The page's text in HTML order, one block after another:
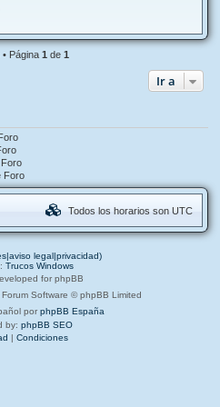
Página 1 de 1
Ir a
Foro
Todos los horarios son UTC
legal|privacidad)
Trucos Windows
for phpBB
Software © phpBB Limited
por phpBB España
by: phpBB SEO
| Condiciones